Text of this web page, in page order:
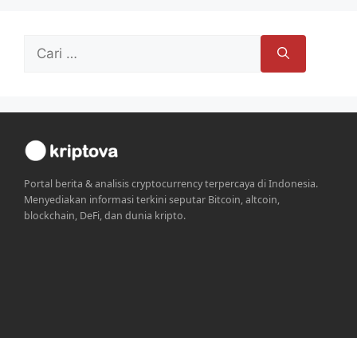
untuk:
Portal berita & analisis cryptocurrency terpercaya di Indonesia.
Menyediakan informasi terkini seputar Bitcoin, altcoin,
blockchain, DeFi, dan dunia kripto.